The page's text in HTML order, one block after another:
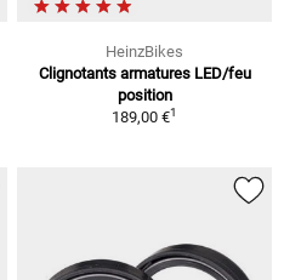
HeinzBikes
Clignotants armatures LED/feu
position
189,00 €1